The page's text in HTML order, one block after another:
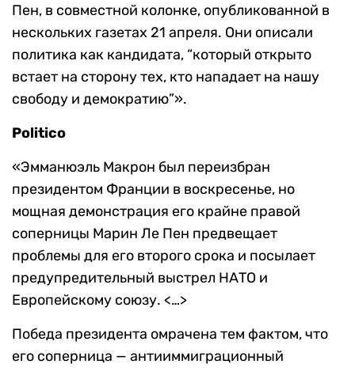
Пен, в совместной колонке, опубликованной в
нескольких газетах 21 апреля. Они описали
политика как кандидата, “который открыто
встает на сторону тех, кто нападает на нашу
свободу и демократию”».
Politico
«Эмманюэль Макрон был переизбран
президентом Франции в воскресенье, но
мощная демонстрация его крайне правой
соперницы Марин Ле Пен предвещает
проблемы для его второго срока и посылает
предупредительный выстрел НАТО и
Европейскому союзу. <…>
Победа президента омрачена тем фактом, что
его соперница — антииммиграционный